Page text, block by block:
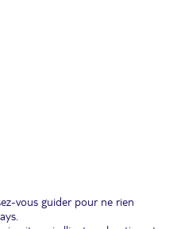
vous guider pour ne rien